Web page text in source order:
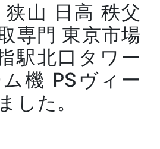
狭山 日高 秩父
専門 東京市場
駅北口タワー
機 PSヴィー
した。